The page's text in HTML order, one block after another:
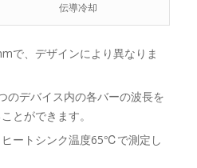
伝導冷却
で、デザインにより異なりま
のデバイス内の各バーの波長を
とができます。
ートシンク温度65℃で測定し